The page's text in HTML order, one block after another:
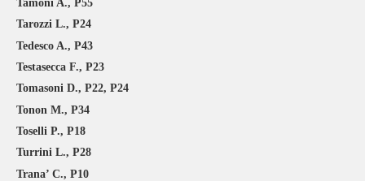
Tamoni A., P55
Tarozzi L., P24
Tedesco A., P43
Testasecca F., P23
Tomasoni D., P22, P24
Tonon M., P34
Toselli P., P18
Turrini L., P28
Trana’ C., P10